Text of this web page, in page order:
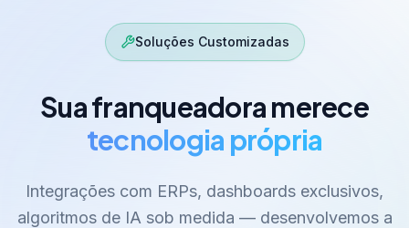
Soluções Customizadas
Sua franqueadora merece
tecnologia própria
Integrações com ERPs, dashboards exclusivos,
algoritmos de IA sob medida — desenvolvemos a